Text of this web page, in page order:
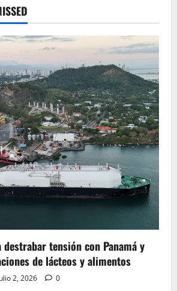
destrabar tensión con Panamá y
de lácteos y alimentos
2, 2026 0